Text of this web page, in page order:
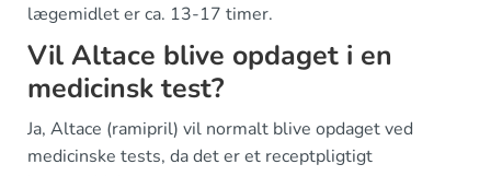
lægemidlet er ca. 13-17 timer.
Vil Altace blive opdaget i en
medicinsk test?
Ja, Altace (ramipril) vil normalt blive opdaget ved
medicinske tests, da det er et receptpligtigt